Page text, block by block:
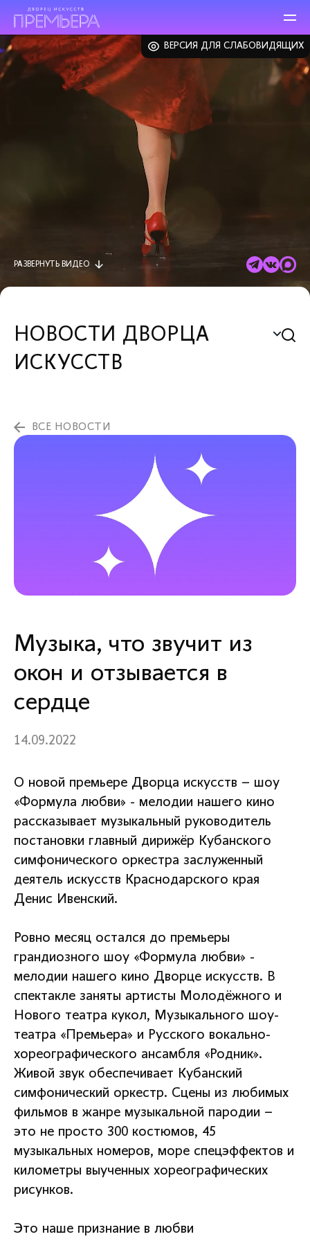
ВЕРСИЯ ДЛЯ СЛАБОВИДЯЩИХ
РАЗВЕРНУТЬ ВИДЕО
НОВОСТИ ДВОРЦА
ИСКУССТВ
ВСЕ НОВОСТИ
Музыка, что звучит из
окон и отзывается в
сердце
14.09.2022
О новой премьере Дворца искусств – шоу
«Формула любви» - мелодии нашего кино
рассказывает музыкальный руководитель
постановки главный дирижёр Кубанского
симфонического оркестра заслуженный
деятель искусств Краснодарского края
Денис Ивенский.
Ровно месяц остался до премьеры
грандиозного шоу «Формула любви» -
мелодии нашего кино Дворце искусств. В
спектакле заняты артисты Молодёжного и
Нового театра кукол, Музыкального шоу-
театра «Премьера» и Русского вокально-
хореографического ансамбля «Родник».
Живой звук обеспечивает Кубанский
симфонический оркестр. Сцены из любимых
фильмов в жанре музыкальной пародии –
это не просто 300 костюмов, 45
музыкальных номеров, море спецэффектов и
километры выученных хореографических
рисунков.
Это наше признание в любви